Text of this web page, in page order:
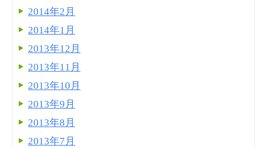
2014年2月
2014年1月
2013年12月
2013年11月
2013年10月
2013年9月
2013年8月
2013年7月